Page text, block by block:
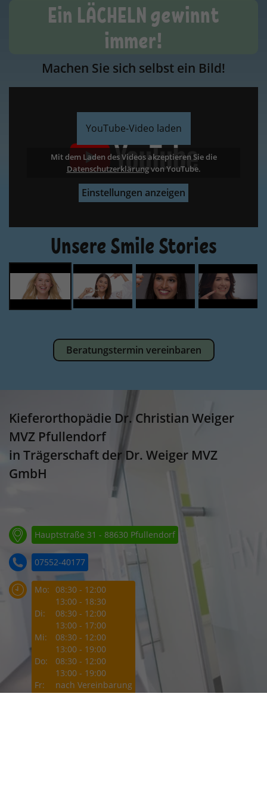
Ein LÄCHELN gewinnt
immer!
Machen Sie sich selbst ein Bild!
YouTube-Video laden
Mit dem Laden des Videos akzeptieren Sie die
Datenschutzerklärungvon YouTube.
Einstellungen anzeigen
Datenschutzerklärung
Datenschutzerklärung
Datenschutzerklärung
Unsere Smile Stories
Beratungstermin vereinbaren
Kieferorthopädie Dr. Christian Weiger
MVZ Pfullendorf
in Trägerschaft der Dr. Weiger MVZ
GmbH
Hauptstraße 31 - 88630 Pfullendorf
07552-40177
Mo: 08:30 - 12:00
13:00 - 18:30
Di:
08:30 - 12:00
13:00 - 17:00
Mi:
08:30 - 12:00
13:00 - 19:00
Do:
08:30 - 12:00
13:00 - 19:00
Fr:
nach Vereinbarung